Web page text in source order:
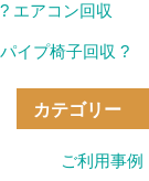
? エアコン回収
パイプ椅子回収 ?
カテゴリー
ご利用事例